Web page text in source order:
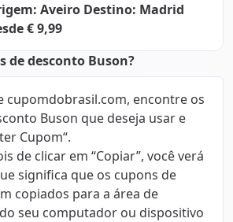
Aveiro Destino: Madrid
€ 9,99
de desconto Buson?
cupomdobrasil.com, encontre os
Buson que deseja usar e
Cupom“.
de clicar em “Copiar”, você verá
significa que os cupons de
copiados para a área de
seu computador ou dispositivo